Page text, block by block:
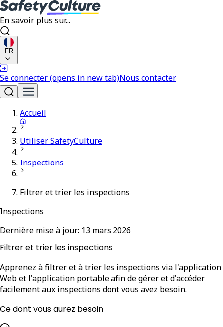
En savoir plus sur...
FR
Se connecter(opens in new tab)Nous contacter
Accueil
Utiliser SafetyCulture
Inspections
Filtrer et trier les inspections
Inspections
Dernière mise à jour: 13 mars 2026
Filtrer et trier les inspections
Apprenez à filtrer et à trier les inspections via l'application
Web et l'application portable afin de gérer et d'accéder
facilement aux inspections dont vous avez besoin.
Ce dont vous aurez besoin